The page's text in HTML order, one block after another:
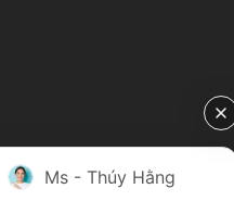
Ms - Thúy Hằng